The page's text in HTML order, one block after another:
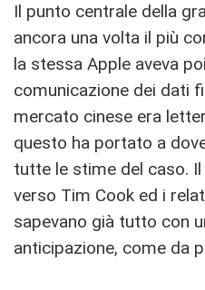
Il punto centrale della
ancora una volta il più
la stessa Apple aveva
comunicazione dei dati
mercato cinese era
questo ha portato a
tutte le stime del caso.
verso Tim Cook ed i
sapevano già tutto con
anticipazione, come da